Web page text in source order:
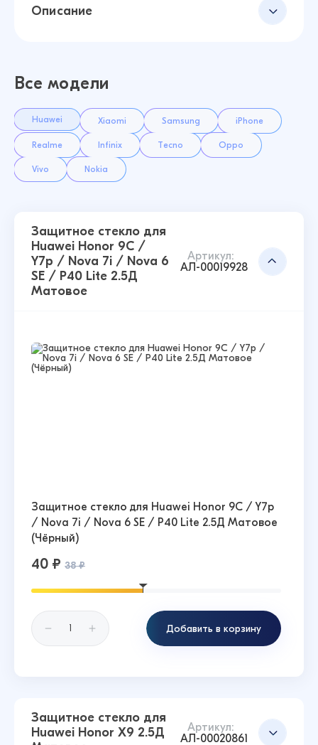
Описание
Все модели
Huawei Xiaomi Samsung iPhone
Realme Infinix Tecno Oppo
Vivo Nokia
Защитное стекло для
Huawei Honor 9C /
Y7p / Nova 7i / Nova 6
SE / P40 Lite 2.5Д
Матовое
Артикул:
АЛ-00019928
Защитное стекло для Huawei Honor 9C / Y7p
/ Nova 7i / Nova 6 SE / P40 Lite 2.5Д Матовое
(Чёрный)
40 ₽ 38 ₽
Добавить в корзину
Защитное стекло для
Huawei Honor X9 2.5Д
Артикул:
АЛ-00020861